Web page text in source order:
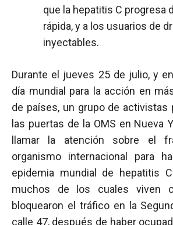
que la hepatitis C progresa
rápida, y a los usuarios de
inyectables.
Durante el jueves 25 de julio, y
día mundial para la acción en
de países, un grupo de activistas
las puertas de la OMS en Nueva
llamar la atención sobre el
organismo internacional para
epidemia mundial de hepatitis
muchos de los cuales viven
bloquearon el tráfico en la
calle 47, después de haber